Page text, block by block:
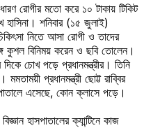
রোগীর মতো করে ১০ টাকায় টিকিট
হাসিনা। শনিবার (১৫ জুলাই)
নিতে আসা রোগী ও তাদের
কুশল বিনিময় করেন ও ছবি তোলেন।
চোখ পড়ে প্রধানমন্ত্রীর। তিনি
প্রধানমন্ত্রী ছোট্ট রাব্বির
এসেছে, কোন ক্লাসে পড়ে।
হাসপাতালের ক্যান্টিনে কাজ